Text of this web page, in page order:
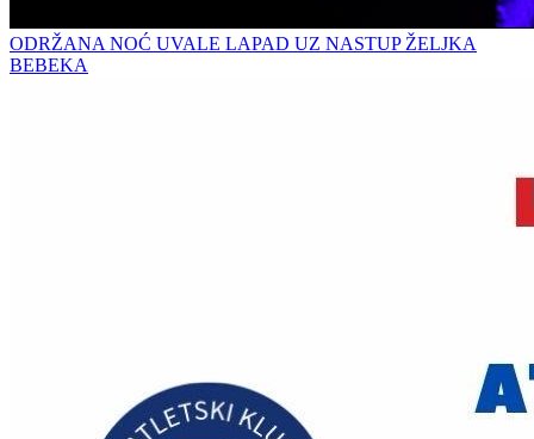
ODRŽANA NOĆ UVALE LAPAD UZ NASTUP ŽELJKA
BEBEKA